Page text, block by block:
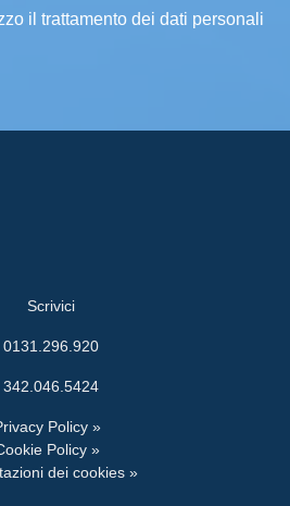
il trattamento dei dati personali
Scrivici
0131.296.920
342.046.5424
Policy »
Policy »
dei cookies »